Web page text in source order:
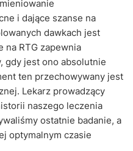
i dające szanse na
dawkach jest
na RTG zapewnia
gdy jest ono absolutnie
ten przechowywany jest
Lekarz prowadzący
naszego leczenia
ostatnie badanie, a
optymalnym czasie